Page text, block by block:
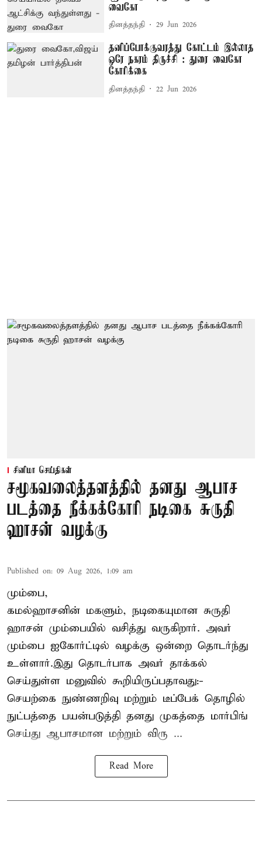
வைகோ
தினத்தந்தி 29 Jun 2026
தனிப்போக்குவரத்து கோட்டம் இல்லாத
ஒரே நகரம் திருச்சி : துரை வைகோ
கோரிக்கை
தினத்தந்தி 22 Jun 2026
சினிமா செய்திகள்
சமூகவலைத்தளத்தில் தனது ஆபாச
படத்தை நீக்கக்கோரி நடிகை சுருதி
ஹாசன் வழக்கு
Published on: 09 Aug 2026, 1:09 am
மும்பை,
கமல்ஹாசனின் மகளும், நடிகையுமான சுருதி
ஹாசன் மும்பையில் வசித்து வருகிறார். அவர்
மும்பை ஐகோர்ட்டில் வழக்கு ஒன்றை தொடர்ந்து
உள்ளார்.இது தொடர்பாக அவர் தாக்கல்
செய்துள்ள மனுவில் கூறியிருப்பதாவது:-
செயற்கை நுண்ணறிவு மற்றும் டீப்பேக் தொழில்
நுட்பத்தை பயன்படுத்தி தனது முகத்தை மார்பிங்
செய்து ஆபாசமான மற்றும் விரு ...
Read More